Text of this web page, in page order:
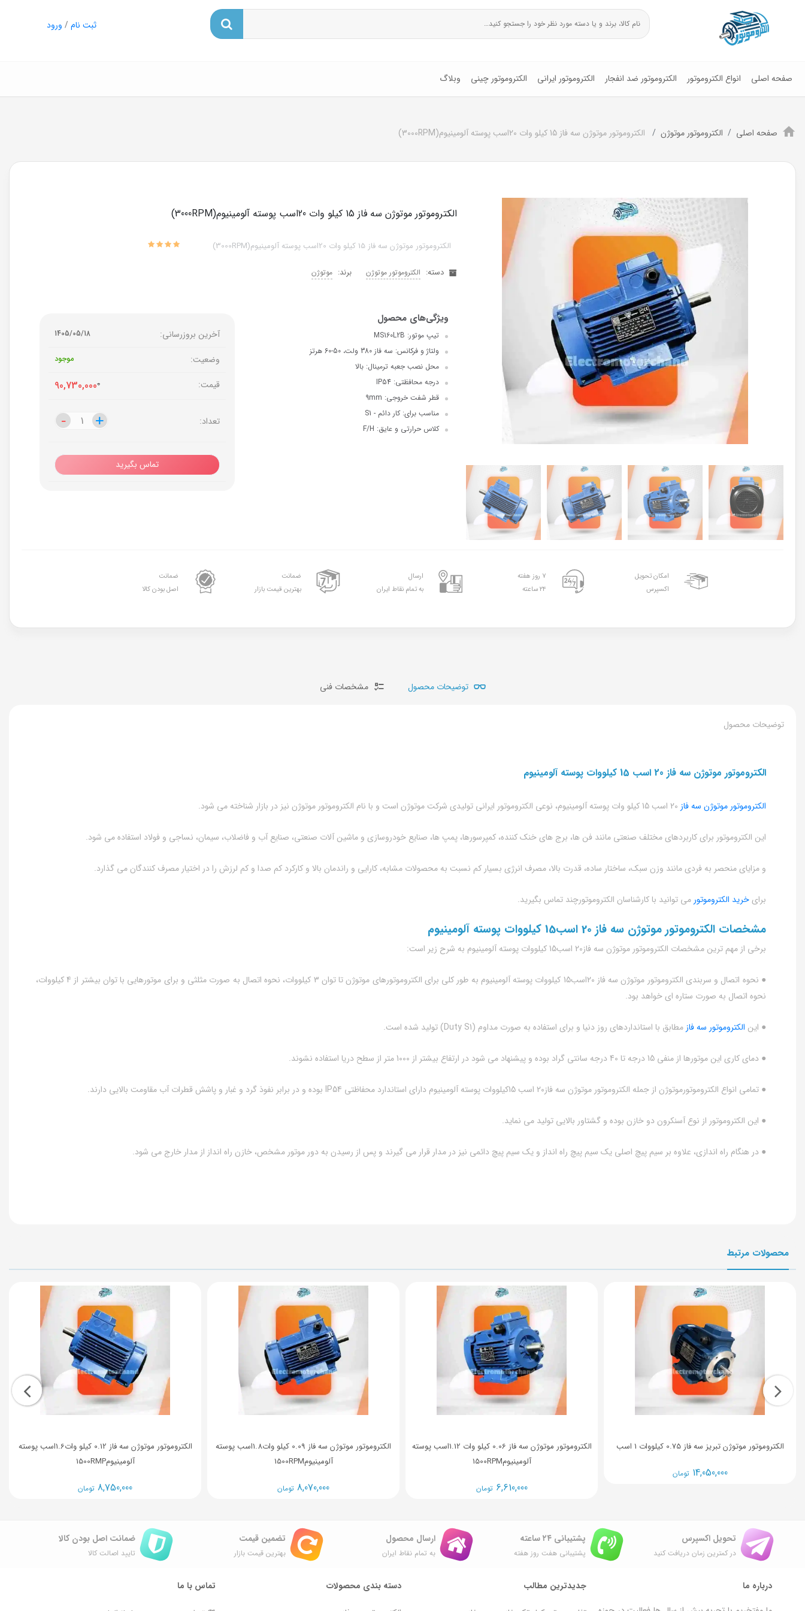
ثبت نام / ورود
صفحه اصلی انواع الکتروموتور الکتروموتور ضد انفجار الکتروموتور ایرانی الکتروموتور چینی وبلاگ
صفحه اصلی الکتروموتور موتوژن الکتروموتور موتوژن سه فاز 15 کیلو وات 20اسب پوسته آلومینیوم(3000RPM)
الکتروموتور موتوژن سه فاز 15 کیلو وات 20اسب پوسته آلومینیوم(3000RPM)
الکتروموتور موتوژن سه فاز 15 کیلو وات 20اسب پوسته آلومینیوم(3000RPM)
دسته: الکتروموتور موتوژن برند: موتوژن
تیپ موتور: MS160L2B
ولتاژ و فرکانس: سه فاز 380 ولت، 50-60 هرتز
محل نصب جعبه ترمینال: بالا
درجه محافظتی: IP54
قطر شفت خروجی: 9mm
مناسب برای: کار دائم - S1
کلاس حرارتی و عایق: F/H
آخرین بروزرسانی: 1405/05/18
وضعیت: موجود
قیمت: 90,730,0000
تعداد: +
- +
-
تماس بگیرید
امکان تحویل
اکسپرس
۷ روز هفته
۲۴ ساعته
ارسال
به تمام نقاط ایران
ضمانت
بهترین قیمت بازار
ضمانت
اصل بودن کالا
توضیحات محصول مشخصات فنی
توضیحات محصول
الکتروموتور موتوژن سه فاز 20 اسب 15 کیلووات پوسته آلومینیوم
الکتروموتور موتوژن سه فاز
این الکتروموتور برای کاربردهای مختلف صنعتی مانند فن ها، برج های خنک کننده، کمپرسورها، پمپ ها، صنایع خودروسازی و ماشین آلات صنعتی، صنایع آب و فاضلاب، سیمان، نساجی و فولاد استفاده می شود.
و مزایای منحصر به فردی مانند وزن سبک، ساختار ساده، قدرت بالا، مصرف انرژی بسیار کم نسبت به محصولات مشابه، کارایی و راندمان بالا و کارکرد کم صدا و کم لرزش را در اختیار مصرف کنندگان می گذارد.
برایخرید الکتروموتور می توانید با کارشناسان الکتروموتورچند تماس بگیرید.
مشخصات الکتروموتور موتوژن سه فاز 20 اسب15 کیلووات پوسته آلومینیوم
برخی از مهم ترین مشخصات الکتروموتور موتوژن سه فاز20 اسب15 کیلووات پوسته آلومینیوم به شرح زیر است:
● نحوه اتصال و سربندی الکتروموتور موتوژن سه فاز 20اسب15 کیلووات پوسته آلومینیوم به طور کلی برای الکتروموتورهای موتوژن تا توان 3 کیلووات، نحوه اتصال به صورت مثلثی و برای موتورهایی با توان بیشتر از 4 کیلووات،
نحوه اتصال به صورت ستاره ای خواهد بود.
● این الکتروموتور سه فاز مطابق با استانداردهای روز دنیا و برای استفاده به صورت مداوم (Duty S1) تولید شده است.
● دمای کاری این موتورها از منفی 15 درجه تا 40 درجه سانتی گراد بوده و پیشنهاد می شود در ارتفاع بیشتر از 1000 متر از سطح دریا استفاده نشوند.
● تمامی انواع الکتروموتورموتوژن از جمله الکتروموتور موتوژن سه فاز20 اسب 15کیلووات پوسته آلومینیوم دارای استاندارد محفاظتی IP54 بوده و در برابر نفوذ گرد و غبار و پاشش قطرات آب مقاومت بالایی دارند.
● این الکتروموتور از نوع آسنکرون دو خازن بوده و گشتاور بالایی تولید می نماید.
● در هنگام راه اندازی، علاوه بر سیم پیچ اصلی یک سیم پیچ راه انداز و یک سیم پیچ دائمی نیز در مدار قرار می گیرند و پس از رسیدن به دور موتور مشخص، خازن راه انداز از مدار خارج می شود.
محصولات مرتبط
الکتروموتور موتوژن تبریز سه فاز 0.75 کیلووات 1 اسب
14,050,000 تومان
الکتروموتور موتوژن سه فاز 0.06 کیلو وات 1.12اسب پوسته
آلومینیوم1500RPM
6,610,000 تومان
الکتروموتور موتوژن سه فاز 0.09 کیلو وات1.8اسب پوسته
آلومینیوم1500RPM
8,070,000 تومان
الکتروموتور موتوژن سه فاز 0.12 کیلو وات1.6اسب پوسته
آلومینیوم1500RMP
8,750,000 تومان
تحویل اکسپرس
در کمترین زمان دریافت کنید
پشتیبانی ۲۴ ساعته
پشتیبانی هفت روز هفته
ارسال محصول
به تمام نقاط ایران
تضمین قیمت
بهترین قیمت بازار
ضمانت اصل ‌بودن کالا
تایید اصالت کالا
درباره ما
جدیدترین مطالب دسته بندی محصولات تماس با ما